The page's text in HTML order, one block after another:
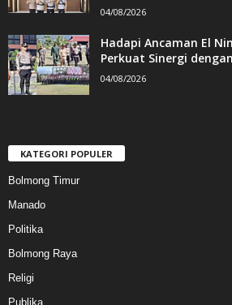
04/08/2026
Hadapi Ancaman El
Perkuat Sinergi
04/08/2026
KATEGORI POPULER
Bolmong Timur
Manado
Politika
Bolmong Raya
Religi
Publika